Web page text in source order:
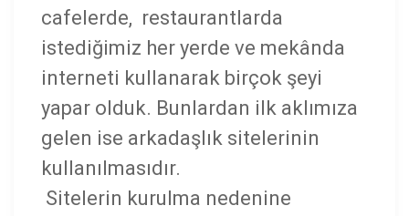
cafelerde, restaurantlarda
istediğimiz her yerde ve mekânda
interneti kullanarak birçok şeyi
yapar olduk. Bunlardan ilk aklımıza
gelen ise arkadaşlık sitelerinin
kullanılmasıdır.
Sitelerin kurulma nedenine